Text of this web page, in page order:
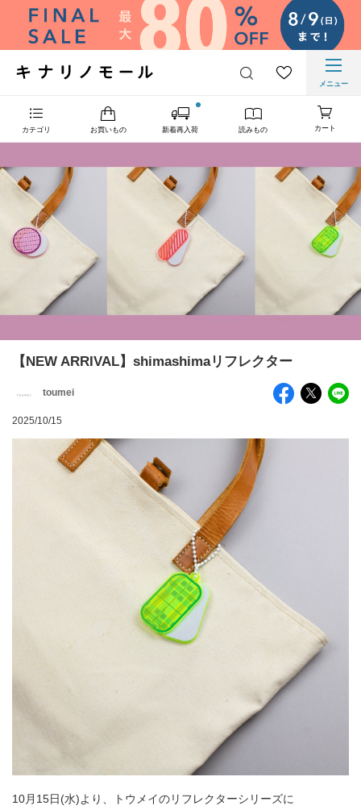
メニュー
カテゴリ お買いもの 新着再入荷 読みもの カート
【NEW ARRIVAL】shimashimaリフレクター
toumei
2025/10/15
10月15日(水)より、トウメイのリフレクターシリーズに